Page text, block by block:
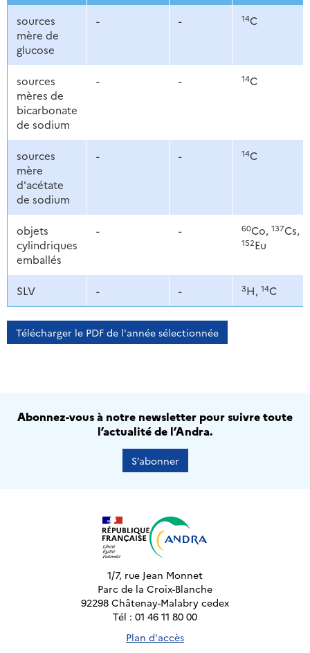
sources
mère de
glucose
- - 14C
sources
mères de
bicarbonate
de sodium
- - 14C
sources
mère
d'acétate
de sodium
- - 14C
objets
cylindriques
emballés
- - 60Co, 137Cs,
152Eu
SLV - - 3H, 14C
Télécharger le PDF de l'année sélectionnée
Abonnez-vous à notre newsletter pour suivre toute
l’actualité de l’Andra.
S’abonner
1/7, rue Jean Monnet
Parc de la Croix-Blanche
92298 Châtenay-Malabry cedex
Tél : 01 46 11 80 00
Plan d'accès